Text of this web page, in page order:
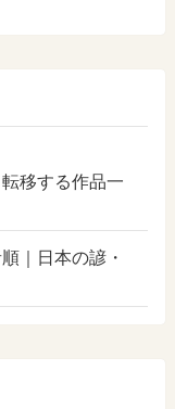
移する作品一
｜日本の諺・